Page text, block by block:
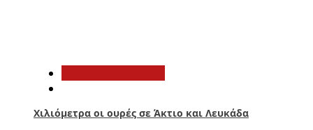
Χιλιόμετρα οι ουρές σε Άκτιο και Λευκάδα